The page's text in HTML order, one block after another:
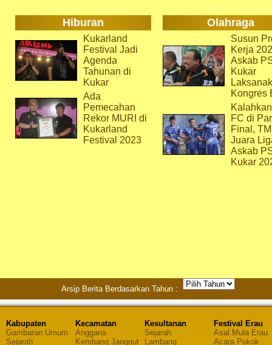
Hiburan Olahraga
Kukarland
Festival Jadi
Agenda
Tahunan di
Kukar
Ada
Pemecahan
Rekor MURI di
Kukarland
Festival 2023
Susun
Kerja
Askab
Kukar
Kongres
FC di
Final,
Juara
Askab
Kukar
Arsip Berita Berdasarkan Tahun :
Kabupaten
Gambaran Umum
Sejarah
Kecamatan
Anggana
Kembang Janggut
Kesultanan
Sejarah
Lambang
Festival Erau
Asal Mula Erau
Acara Pokok